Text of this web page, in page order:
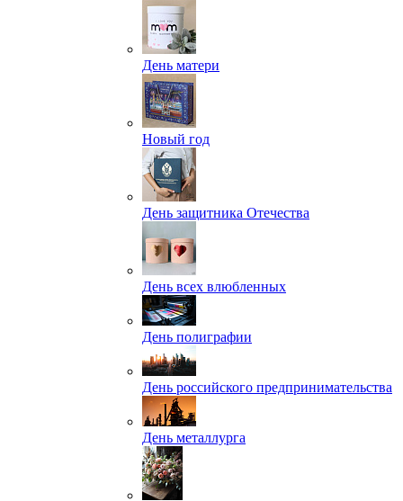
День матери
Новый год
День защитника Отечества
День всех влюбленных
День полиграфии
День российского предпринимательства
День металлурга